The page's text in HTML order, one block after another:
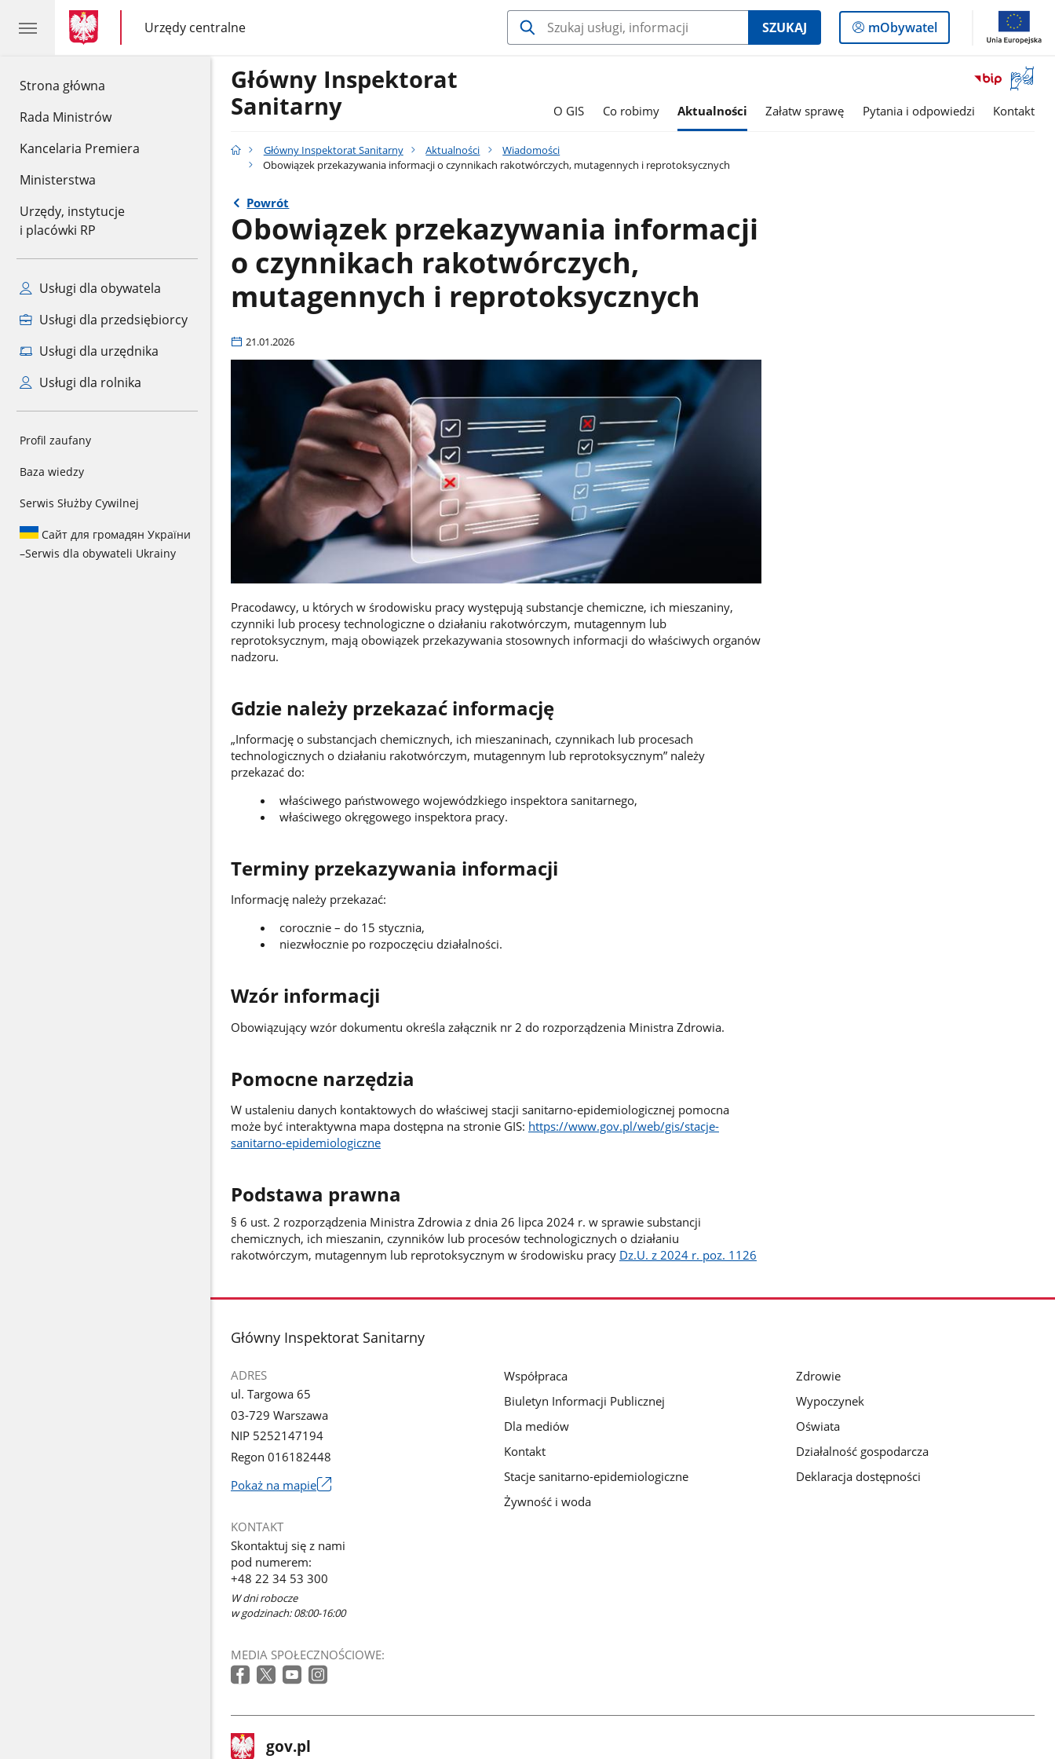
Strona główna
Rada Ministrów
Kancelaria Premiera
Ministerstwa
Urzędy, instytucje
i placówki RP
Usługi dla obywatela
Usługi dla przedsiębiorcy
Usługi dla urzędnika
Usługi dla rolnika
Profil zaufany
Baza wiedzy
Serwis Służby Cywilnej
Сайт для громадян України
–Serwis dla obywateli Ukrainy
gov.pl
gov.pl
Urzędy centralne
gov.pl
Urzędy
centralne
SZUKAJ
Logowanie
do
mObywatel
Otwórz
okno
z
Główny Inspektorat
Sanitarny
O GIS Co robimy Aktualności Załatw sprawę Pytania i odpowiedzi Kontakt
Główny Inspektorat Sanitarny Aktualności
Wiadomości
Obowiązek przekazywania informacji o czynnikach rakotwórczych, mutagennych i reprotoksycznych
Powrót
Obowiązek przekazywania informacji
o czynnikach rakotwórczych,
mutagennych i reprotoksycznych
21.01.2026
Pracodawcy, u których w środowisku pracy występują substancje chemiczne, ich mieszaniny,
czynniki lub procesy technologiczne o działaniu rakotwórczym, mutagennym lub
reprotoksycznym, mają obowiązek przekazywania stosownych informacji do właściwych organów
nadzoru.
Gdzie należy przekazać informację
„Informację o substancjach chemicznych, ich mieszaninach, czynnikach lub procesach
technologicznych o działaniu rakotwórczym, mutagennym lub reprotoksycznym” należy
przekazać do:
właściwego państwowego wojewódzkiego inspektora sanitarnego,
właściwego okręgowego inspektora pracy.
Terminy przekazywania informacji
Informację należy przekazać:
corocznie – do 15 stycznia,
niezwłocznie po rozpoczęciu działalności.
Wzór informacji
Obowiązujący wzór dokumentu określa załącznik nr 2 do rozporządzenia Ministra Zdrowia.
Pomocne narzędzia
W ustaleniu danych kontaktowych do właściwej stacji sanitarno-epidemiologicznej pomocna
może być interaktywna mapa dostępna na stronie GIS: https://www.gov.pl/web/gis/stacje-
sanitarno-epidemiologiczne
Podstawa prawna
§ 6 ust. 2 rozporządzenia Ministra Zdrowia z dnia 26 lipca 2024 r. w sprawie substancji
chemicznych, ich mieszanin, czynników lub procesów technologicznych o działaniu
rakotwórczym, mutagennym lub reprotoksycznym w środowisku pracy Dz.U. z 2024 r. poz. 1126
stopka
Główny Inspektorat Sanitarny
ADRES
ul. Targowa 65
03-729 Warszawa
NIP 5252147194
Regon 016182448
Pokaż na mapie
się
w
nowym
oknie
KONTAKT
Skontaktuj się z nami
pod numerem:
+48 22 34 53 300
W dni robocze
w godzinach: 08:00-16:00
MEDIA SPOŁECZNOŚCIOWE:
Współpraca
Biuletyn Informacji Publicznej
Dla mediów
Kontakt
Stacje sanitarno-epidemiologiczne
Żywność i woda
Zdrowie
Wypoczynek
Oświata
Działalność gospodarcza
Deklaracja dostępności
stopka
gov.pl Strona
gov.pl